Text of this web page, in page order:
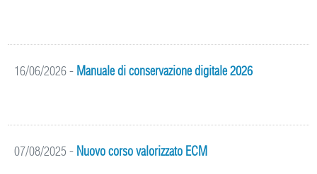
16/06/2026- Manuale di conservazione digitale 2026
07/08/2025 - Nuovo corso valorizzato ECM